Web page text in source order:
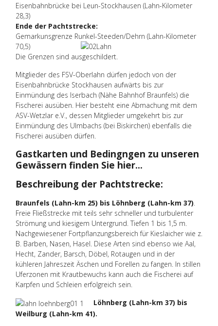
Eisenbahnbrücke bei Leun-Stockhausen (Lahn-Kilometer
28,3)
Ende der Pachtstrecke:
Gemarkunsgrenze Runkel-Steeden/Dehrn (Lahn-Kilometer
70,5)
Die Grenzen sind ausgeschildert.
Mitglieder des FSV-Oberlahn dürfen jedoch von der
Eisenbahnbrücke Stockhausen aufwärts bis zur
Einmündung des Iserbach (Nähe Bahnhof Braunfels) die
Fischerei ausüben. Hier besteht eine Abmachung mit dem
ASV-Wetzlar e.V., dessen Mitglieder umgekehrt bis zur
Einmündung des Ulmbachs (bei Biskirchen) ebenfalls die
Fischerei ausüben dürfen.
Gastkarten und Bedingngen zu unseren
Gewässern finden Sie hier...
Beschreibung der Pachtstrecke:
Braunfels (Lahn-km 25) bis Löhnberg (Lahn-km 37).
Freie Fließstrecke mit teils sehr schneller und turbulenter
Strömung und kiesigem Untergrund. Tiefen 1 bis 1,5 m.
Nachgewiesener Fortpflanzungsbereich für Kieslaicher wie z.
B. Barben, Nasen, Hasel. Diese Arten sind ebenso wie Aal,
Hecht, Zander, Barsch, Döbel, Rotaugen und in der
kühleren Jahreszeit Äschen und Forellen zu fangen. In stillen
Uferzonen mit Krautbewuchs kann auch die Fischerei auf
Karpfen und Schleien erfolgreich sein.
Löhnberg (Lahn-km 37) bis
Weilburg (Lahn-km 41).